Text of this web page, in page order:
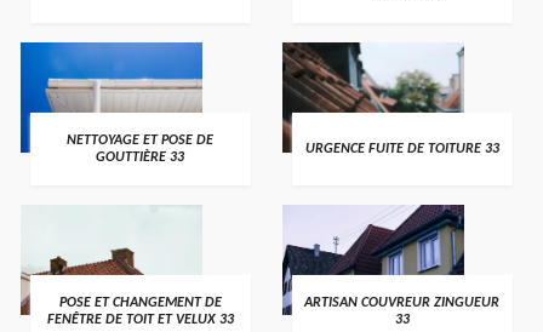
NETTOYAGE ET POSE DE
GOUTTIÈRE 33
URGENCE FUITE DE TOITURE 33
POSE ET CHANGEMENT DE
FENÊTRE DE TOIT ET VELUX 33
ARTISAN COUVREUR ZINGUEUR
33